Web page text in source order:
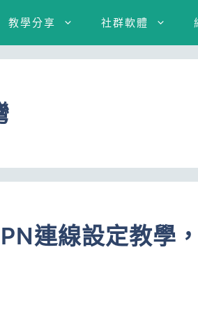
教學分享 社群軟體
連線設定教學